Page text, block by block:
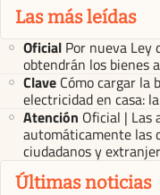
Las más leídas
Oficial Por nueva Ley
obtendrán los bienes
Clave Cómo cargar la
electricidad en casa:
Atención Oficial | Las
automáticamente las
ciudadanos y
Últimas noticias